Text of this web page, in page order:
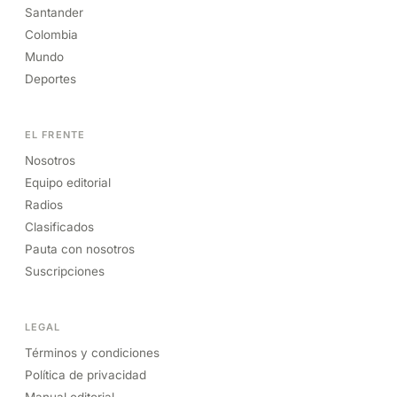
Santander
Colombia
Mundo
Deportes
EL FRENTE
Nosotros
Equipo editorial
Radios
Clasificados
Pauta con nosotros
Suscripciones
LEGAL
Términos y condiciones
Política de privacidad